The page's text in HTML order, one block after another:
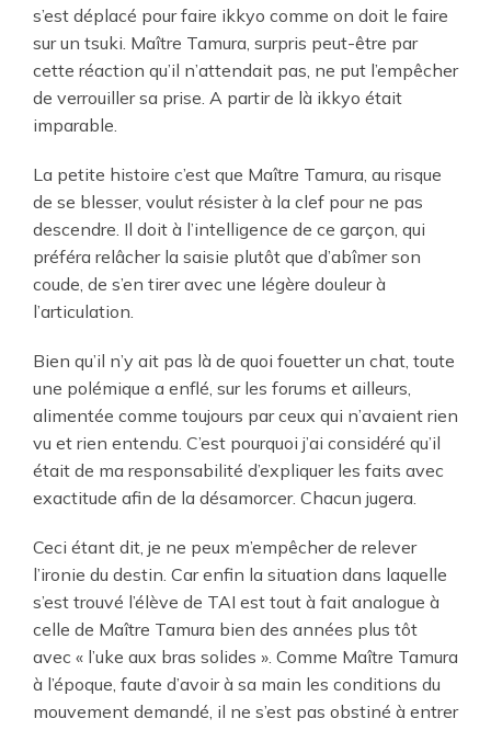
s’est déplacé pour faire ikkyo comme on doit le faire
sur un tsuki. Maître Tamura, surpris peut-être par
cette réaction qu’il n’attendait pas, ne put l’empêcher
de verrouiller sa prise. A partir de là ikkyo était
imparable.
La petite histoire c’est que Maître Tamura, au risque
de se blesser, voulut résister à la clef pour ne pas
descendre. Il doit à l’intelligence de ce garçon, qui
préféra relâcher la saisie plutôt que d’abîmer son
coude, de s’en tirer avec une légère douleur à
l’articulation.
Bien qu’il n’y ait pas là de quoi fouetter un chat, toute
une polémique a enflé, sur les forums et ailleurs,
alimentée comme toujours par ceux qui n’avaient rien
vu et rien entendu. C’est pourquoi j’ai considéré qu’il
était de ma responsabilité d’expliquer les faits avec
exactitude afin de la désamorcer. Chacun jugera.
Ceci étant dit, je ne peux m’empêcher de relever
l’ironie du destin. Car enfin la situation dans laquelle
s’est trouvé l’élève de TAI est tout à fait analogue à
celle de Maître Tamura bien des années plus tôt
avec « l’uke aux bras solides ». Comme Maître Tamura
à l’époque, faute d’avoir à sa main les conditions du
mouvement demandé, il ne s’est pas obstiné à entrer